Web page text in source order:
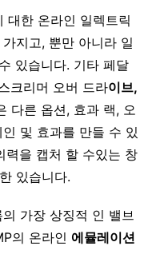
대한 온라인 일렉트릭
지고, 뿐만 아니라 일
있습니다. 기타 페달
크리머 오버 드라이브,
다른 옵션, 효과 랙, 오
및 효과를 만들 수 있
력을 캡처 할 수있는 창
있습니다.
가장 상징적 인 밸브
의 온라인 에뮬레이션